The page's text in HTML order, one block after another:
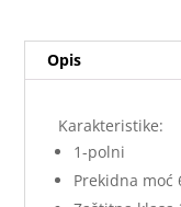
Opis
Karakteristike:
1-polni
Prekidna moć